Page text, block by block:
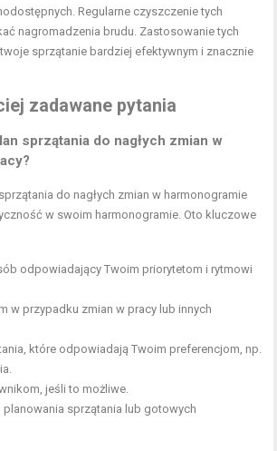
Regularne czyszczenie tych
nagromadzenia brudu. Zastosowanie tych
sprzątanie bardziej efektywnym i znacznie
zadawane pytania
sprzątania do nagłych zmian w
do nagłych zmian w harmonogramie
w swoim harmonogramie. Oto kluczowe
odpowiadający Twoim priorytetom i rytmowi
w przypadku zmian w pracy lub innych
które odpowiadają Twoim preferencjom, np.
jeśli to możliwe.
sprzątania lub gotowych